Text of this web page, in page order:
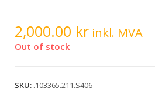
2,000.00 kr inkl. MVA
Out of stock
SKU: .103365.211.S406